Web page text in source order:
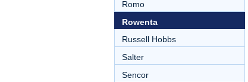
Romo
Rowenta
Russell Hobbs
Salter
Sencor